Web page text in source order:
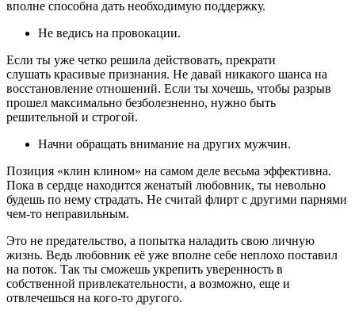
вполне способна дать необходимую поддержку.
Не ведись на провокации.
Если ты уже четко решила действовать, прекрати
слушать красивые признания. Не давай никакого шанса на
восстановление отношений. Если ты хочешь, чтобы разрыв
прошел максимально безболезненно, нужно быть
решительной и строгой.
Начни обращать внимание на других мужчин.
Позиция «клин клином» на самом деле весьма эффективна.
Пока в сердце находится женатый любовник, ты невольно
будешь по нему страдать. Не считай флирт с другими парнями
чем-то неправильным.
Это не предательство, а попытка наладить свою личную
жизнь. Ведь любовник её уже вполне себе неплохо поставил
на поток. Так ты сможешь укрепить уверенность в
собственной привлекательности, а возможно, еще и
отвлечешься на кого-то другого.